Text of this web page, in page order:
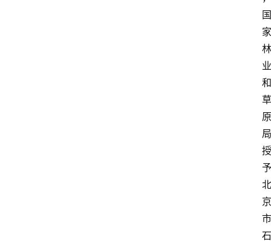
国
家
林
业
和
草
原
局
授
予
北
京
市
石